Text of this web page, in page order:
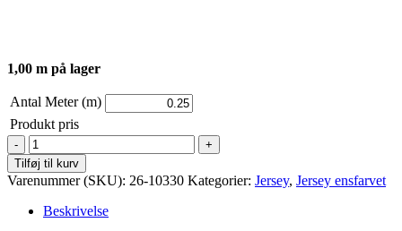
1,00 m på lager
Antal Meter (m)
Produkt pris
Jersey
-
ensfarvet
-
Khaki
antal
Tilføj til kurv
Varenummer (SKU): 26-10330 Kategorier: Jersey, Jersey ensfarvet
Beskrivelse